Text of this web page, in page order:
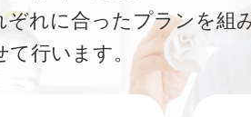
ぞれに合った プランを組
て行います。